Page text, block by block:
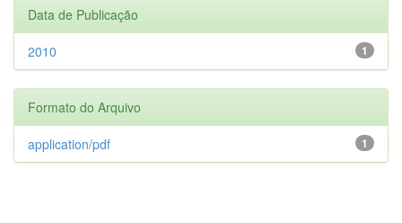
Data de Publicação
1
2010
Formato do Arquivo
1
application/pdf